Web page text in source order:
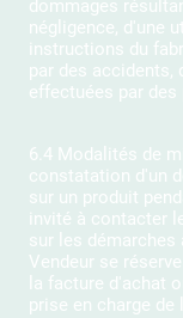
dommages
négligence, d'une
instructions du
par des accidents,
effectuées par des
6.4 Modalités de
constatation d'un
sur un produit
invité à contacter
sur les démarches
Vendeur se
la facture d'achat
prise en charge de